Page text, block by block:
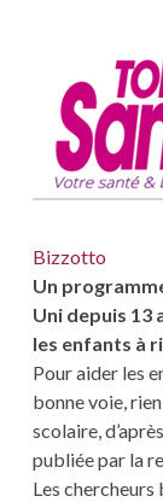
Bizzotto
Un
Uni depuis 13
les enfants à
Pour aider les
bonne voie,
scolaire,
publiée par la
Les chercheurs